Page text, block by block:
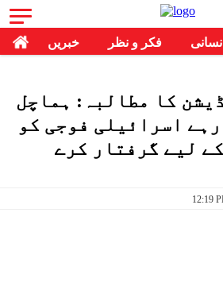
خبریں فکر و نظر
کا مطالبہ: ہماچل
اسرائیلی فوجی کو
لیے گرفتار کرے